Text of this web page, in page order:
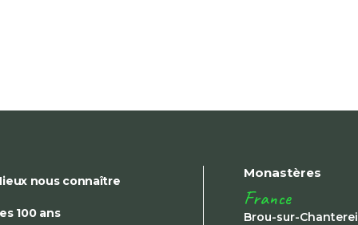
nous connaître
100 ans
Monastères
France
Brou-sur-